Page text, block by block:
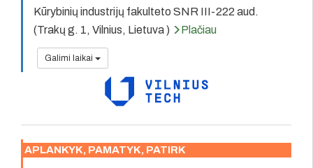
Kūrybinių industrijų fakulteto SNR III-222 aud.
(Trakų g. 1, Vilnius, Lietuva )
Plačiau
Galimi laikai
APLANKYK, PAMATYK, PATIRK